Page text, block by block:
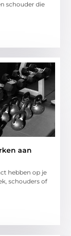
schouder die
aan
hebben op je
schouders of